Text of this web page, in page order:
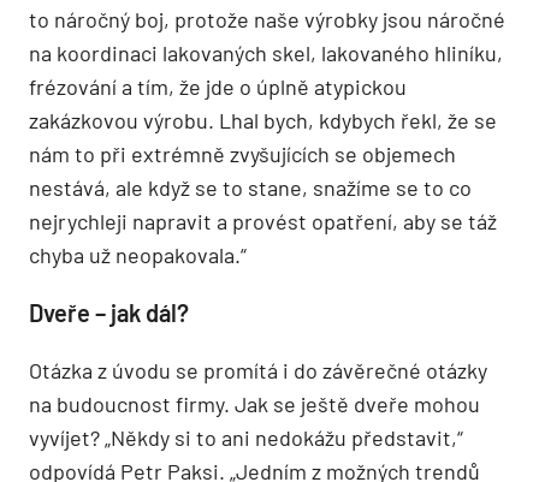
to náročný boj, protože naše výrobky jsou náročné
na koordinaci lakovaných skel, lakovaného hliníku,
frézování a tím, že jde o úplně atypickou
zakázkovou výrobu. Lhal bych, kdybych řekl, že se
nám to při extrémně zvyšujících se objemech
nestává, ale když se to stane, snažíme se to co
nejrychleji napravit a provést opatření, aby se táž
chyba už neopakovala.“
Dveře – jak dál?
Otázka z úvodu se promítá i do závěrečné otázky
na budoucnost firmy. Jak se ještě dveře mohou
vyvíjet? „Někdy si to ani nedokážu představit,“
odpovídá Petr Paksi. „Jedním z možných trendů